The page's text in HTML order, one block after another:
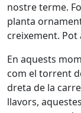
nostre terme.
planta
creixement. Pot
En aquests
com el torrent
dreta de la
llavors,